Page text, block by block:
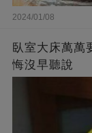
2024/01/08
臥室大床萬萬
悔沒早聽說